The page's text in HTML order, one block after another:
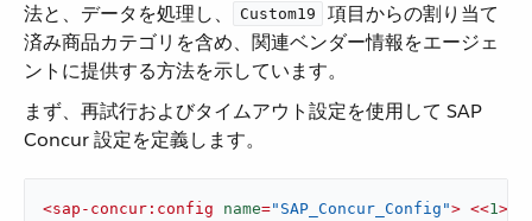
法と、データを処理し、​
Custom19
​ 項目からの割り当て
済み商品カテゴリを含め、関連ベンダー情報をエージェ
ントに提供する方法を示しています。
まず、再試行およびタイムアウト設定を使用して SAP
Concur 設定を定義します。
<sap-concur:config name="SAP_Concur_Config"> <<1>